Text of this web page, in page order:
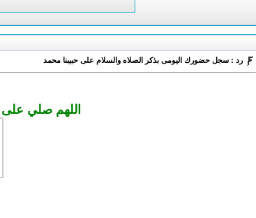
رد : سجل حضورك اليومى بذكر الصلاه والسلام على حبيبنا محمد
اللهم صلي